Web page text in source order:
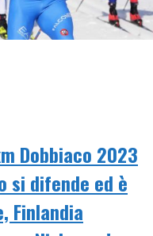
Dobbiaco 2023
si difende ed è
Finlandia